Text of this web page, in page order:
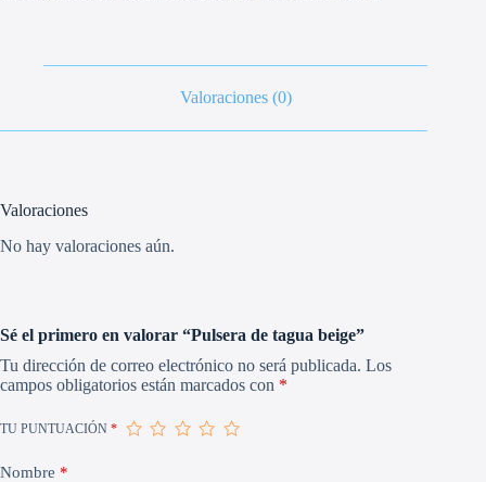
Valoraciones (0)
Valoraciones
No hay valoraciones aún.
Sé el primero en valorar “Pulsera de tagua beige”
Tu dirección de correo electrónico no será publicada. Los
campos obligatorios están marcados con *
TU PUNTUACIÓN *
Nombre *